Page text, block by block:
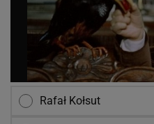
Rafał Kołsut